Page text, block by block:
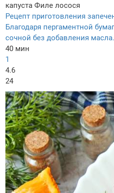
капуста Филе лосося
Рецепт приготовления
Благодаря пергаментной
сочной без добавления масла.
40 мин
1
4.6
24